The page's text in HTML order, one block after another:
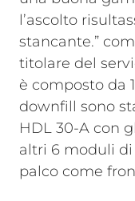
l’ascolto
stancante.”
titolare del
è composto da
downfill sono
HDL 30-A con
altri 6 moduli
palco come